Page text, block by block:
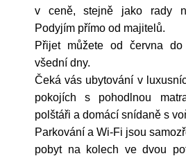
v ceně, stejně jako rady
Podyjím přímo od majitelů.
Přijet můžete od června
všední dny.
Čeká vás ubytování v
pokojích s pohodlnou
polštáři a domácí snídaně s
Parkování a Wi-Fi jsou
pobyt na kolech ve dvou